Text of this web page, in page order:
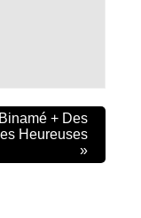
+ Des
Heureuses
»